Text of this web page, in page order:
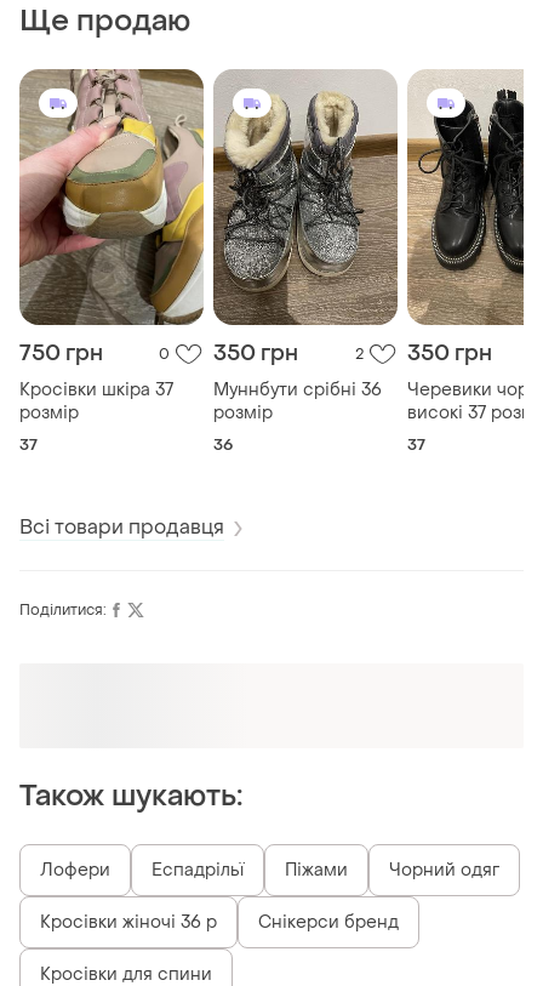
Ще продаю
750 грн 0
Кросівки шкіра 37
розмір
37
350 грн 2
Муннбути срібні 36
розмір
36
350 грн
Черевики чорні
високі 37
37
Всі товари продавця
Поділитися:
Також шукають: